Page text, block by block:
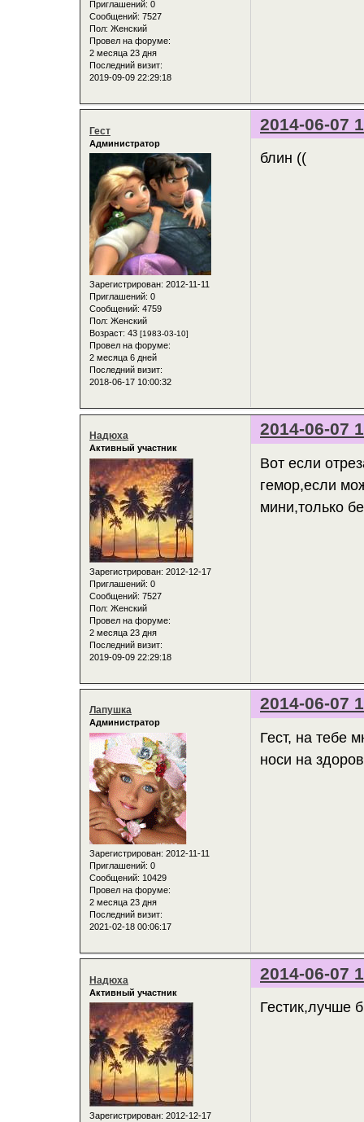
Приглашений: 0
Сообщений: 7527
Пол: Женский
Провел на форуме:
2 месяца 23 дня
Последний визит:
2019-09-09 22:29:18
2014-06-07
Гест
Администратор
Зарегистрирован: 2012-11-11
Приглашений: 0
Сообщений: 4759
Пол: Женский
Возраст: 43 [1983-03-10]
Провел на форуме:
2 месяца 6 дней
Последний визит:
2018-06-17 10:00:32
блин ((
2014-06-07
Надюха
Активный участник
Зарегистрирован: 2012-12-17
Приглашений: 0
Сообщений: 7527
Пол: Женский
Провел на форуме:
2 месяца 23 дня
Последний визит:
2019-09-09 22:29:18
Вот если
гемор,если
мини,только
2014-06-07
Лапушка
Администратор
Зарегистрирован: 2012-11-11
Приглашений: 0
Сообщений: 10429
Провел на форуме:
2 месяца 23 дня
Последний визит:
2021-02-18 00:06:17
Гест, на тебе
носи на
2014-06-07
Надюха
Активный участник
Зарегистрирован: 2012-12-17
Гестик,лучше